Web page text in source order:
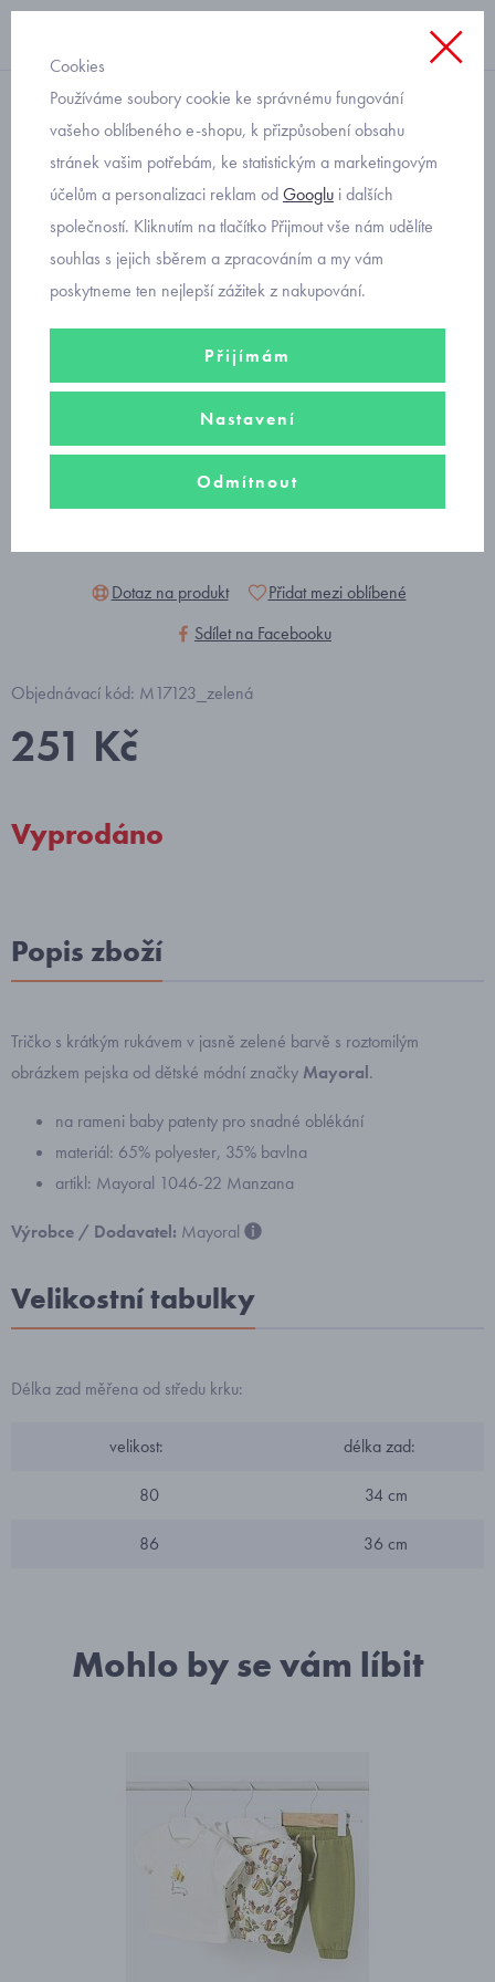
trička
zelené triko se štěňátkem
pro batolata Mayoral 1046
Dotaz na produkt
Přidat mezi oblíbené
Sdílet na Facebooku
Objednávací kód: M17123_zelená
251 Kč
Vyprodáno
Popis zboží
Tričko s krátkým rukávem v jasně zelené barvě s roztomilým
obrázkem pejska od dětské módní značky Mayoral.
na rameni baby patenty pro snadné oblékání
materiál: 65% polyester, 35% bavlna
artikl: Mayoral 1046-22 Manzana
Výrobce / Dodavatel: Mayoral
Velikostní tabulky
Délka zad měřena od středu krku:
velikost: délka zad:
80 34 cm
86 36 cm
Mohlo by se vám líbit
Cookies
Používáme soubory cookie ke správnému fungování
vašeho oblíbeného e-shopu, k přizpůsobení obsahu
stránek vašim potřebám, ke statistickým a marketingovým
účelům a personalizaci reklam odGooglu i dalších
společností. Kliknutím na tlačítko Přijmout vše nám udělíte
souhlas s jejich sběrem a zpracováním a my vám
poskytneme ten nejlepší zážitek z nakupování.
Přijímám
Nastavení
Odmítnout